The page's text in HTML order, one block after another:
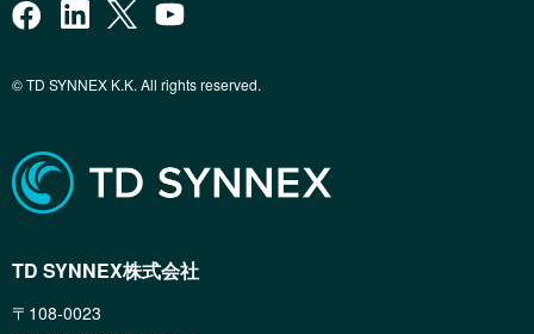
© TD SYNNEX K.K. All rights reserved.
TD SYNNEX株式会社
〒108-0023